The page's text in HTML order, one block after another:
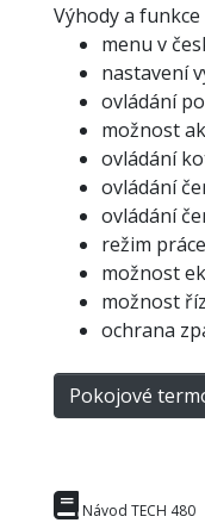
Výhody a
menu v
nastavení
ovládání
možnost
ovládání
ovládání
ovládání
režim
možnost
možnost
ochrana
Pokojové
Návod TECH 480